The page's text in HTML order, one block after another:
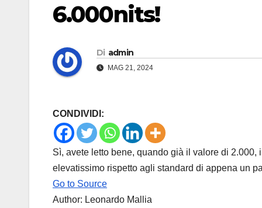
6.000nits!
Di admin
MAG 21, 2024
CONDIVIDI:
Sì, avete letto bene, quando già il valore di
elevatissimo rispetto agli standard di appena un
Go to Source
Author: Leonardo Mallia